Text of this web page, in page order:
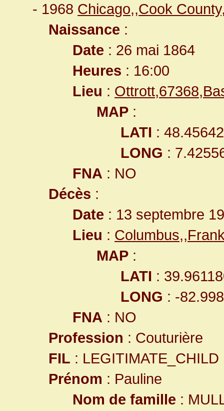
- 1968 Chicago,,Cook
Naissance :
Date : 26 mai 1864
Heures : 16:00
Lieu :
MAP :
LATI :
LONG :
FNA : NO
Décès :
Date : 13 septembre
Lieu :
MAP :
LATI :
LONG : -
FNA : NO
Profession : Couturière
FIL : LEGITIMATE_CHILD
Prénom : Pauline
Nom de famille :